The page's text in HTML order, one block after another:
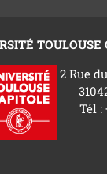
TOULOUSE
2 Rue
Tél :